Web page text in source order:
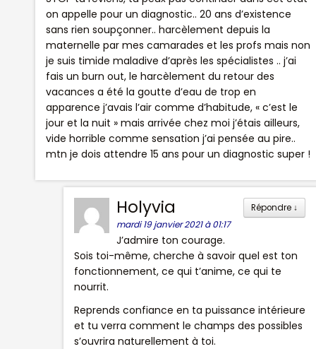
on appelle pour un diagnostic.. 20 ans d’existence
sans rien soupçonner.. harcèlement depuis la
maternelle par mes camarades et les profs mais non
je suis timide maladive d’après les spécialistes .. j’ai
fais un burn out, le harcèlement du retour des
vacances a été la goutte d’eau de trop en
apparence j’avais l’air comme d’habitude, « c’est le
jour et la nuit » mais arrivée chez moi j’étais ailleurs,
vide horrible comme sensation j’ai pensée au pire..
mtn je dois attendre 15 ans pour un diagnostic super !
Répondre ↓
Holyvia
mardi 19 janvier 2021 à 01:17
J’admire ton courage.
Sois toi-même, cherche à savoir quel est ton
fonctionnement, ce qui t’anime, ce qui te
nourrit.
Reprends confiance en ta puissance intérieure
et tu verra comment le champs des possibles
s’ouvrira naturellement à toi.